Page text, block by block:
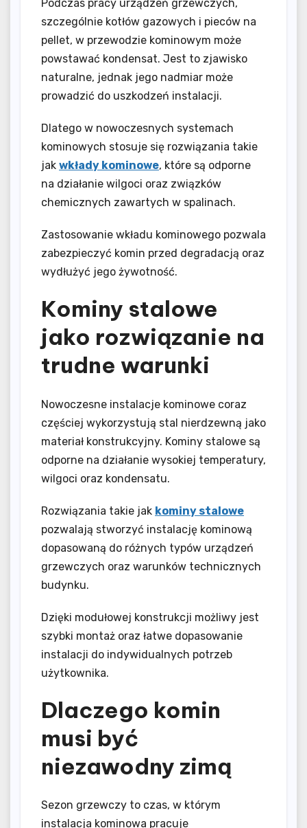
Podczas pracy urządzeń grzewczych,
szczególnie kotłów gazowych i pieców na
pellet, w przewodzie kominowym może
powstawać kondensat. Jest to zjawisko
naturalne, jednak jego nadmiar może
prowadzić do uszkodzeń instalacji.
Dlatego w nowoczesnych systemach
kominowych stosuje się rozwiązania takie
jak wkłady kominowe, które są odporne
na działanie wilgoci oraz związków
chemicznych zawartych w spalinach.
Zastosowanie wkładu kominowego pozwala
zabezpieczyć komin przed degradacją oraz
wydłużyć jego żywotność.
Kominy stalowe
jako rozwiązanie na
trudne warunki
Nowoczesne instalacje kominowe coraz
częściej wykorzystują stal nierdzewną jako
materiał konstrukcyjny. Kominy stalowe są
odporne na działanie wysokiej temperatury,
wilgoci oraz kondensatu.
Rozwiązania takie jak kominy stalowe
pozwalają stworzyć instalację kominową
dopasowaną do różnych typów urządzeń
grzewczych oraz warunków technicznych
budynku.
Dzięki modułowej konstrukcji możliwy jest
szybki montaż oraz łatwe dopasowanie
instalacji do indywidualnych potrzeb
użytkownika.
Dlaczego komin
musi być
niezawodny zimą
Sezon grzewczy to czas, w którym
instalacja kominowa pracuje